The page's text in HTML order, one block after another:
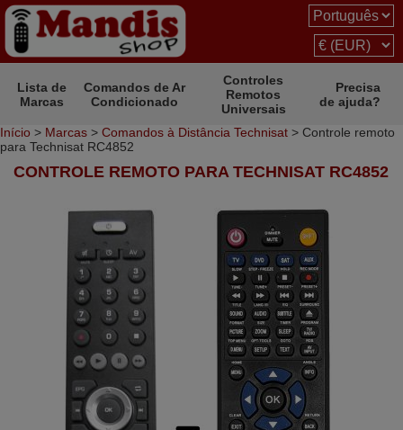
Lista de
Marcas
Comandos de Ar
Condicionado
Controles
Remotos
Universais
Precisa
de ajuda?
Início > Marcas > Comandos à Distância Technisat > Controle remoto
para Technisat RC4852
CONTROLE REMOTO PARA TECHNISAT RC4852